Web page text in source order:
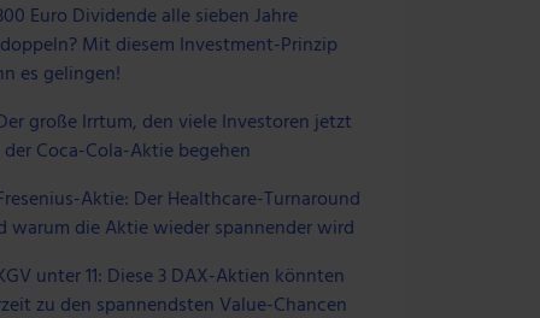
Euro Dividende alle sieben Jahre
Mit diesem Investment-Prinzip
es gelingen!
große Irrtum, den viele Investoren jetzt
Coca-Cola-Aktie begehen
Aktie: Der Healthcare-Turnaround
warum die Aktie wieder spannender wird
unter 11: Diese 3 DAX-Aktien könnten
zu den spannendsten Value-Chancen